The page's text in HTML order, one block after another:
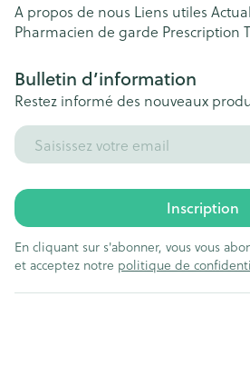
A propos de nous Liens utiles
Pharmacien de garde Prescription
Bulletin d’information
Restez informé des nouveaux
Adresse mail
Inscription
En cliquant sur s'abonner, vous vous
et acceptez notre politique de